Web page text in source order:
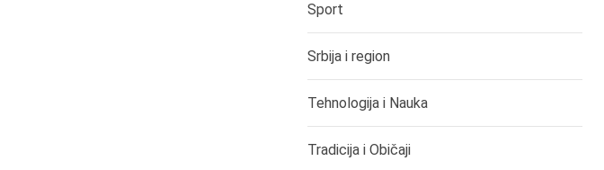
Sport
Srbija i region
Tehnologija i Nauka
Tradicija i Običaji